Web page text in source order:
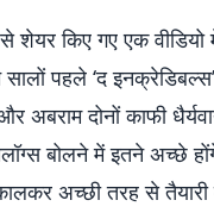
शेयर किए गए एक वीडियो
पहले ‘द
अबराम दोनों काफी
बोलने में इतने अच्छे
अच्छी तरह से तैयारी